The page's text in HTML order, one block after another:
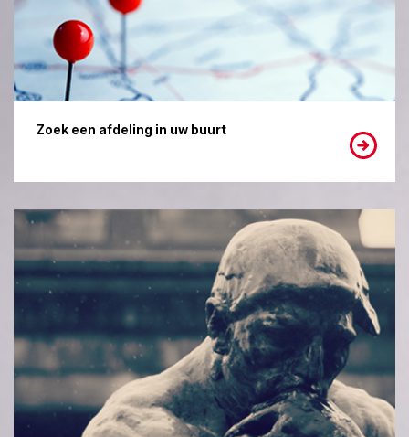
Zoek een afdeling in uw buurt